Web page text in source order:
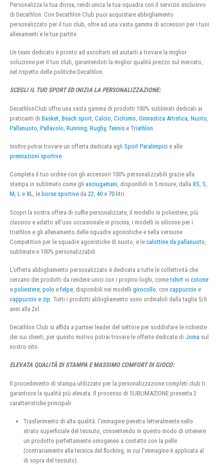
Personalizza la tua divisa, rendi unica la tua squadra con il servizio esclusivo
di Decathlon. Con Decathlon Club puoi acquistare abbigliamento
personalizzato per il tuo club, oltre ad una vasta gamma di accessori per i tuoi
allenamenti e le tue partite.
Un team dedicato è pronto ad ascoltarti ed aiutarti a trovare la miglior
soluzione per il tuo club, garantendoti la miglior qualità prezzo sul mercato,
nel rispetto delle politiche Decathlon.
SCEGLI IL TUO SPORT ED INIZIA LA PERSONALIZZAZIONE:
DecathlonClub offre una vasta gamma di prodotti 100% sublimati dedicati ai
praticanti di Basket Beach sport Calcio Ciclismo Ginnastica Artistica Nuoto
Pallanuoto Pallavolo Running Rugby, Tennis e Triathlon
Inoltre potrai trovare un offerta dedicata agli Sport Paralimpici e alle
premiazioni sportive
Completa il tuo ordine con gli accessori 100% personalizzabili grazie alla
stampa in sublimato come gli asciugamani, disponibili in 5 misure, dalla XS, S,
M, L e XL, le borse sportive da 22, 40 e 70 litri.
Scopri la nostra offera di cuffie personalizzate, il modello in poliestere, più
classico e adatto all’uso occasionale in piscina, i modelli in silicone per i
triathlon e gli allenamento delle squadre agonistiche e nella versione
Competition per le squadre agonistiche di nuoto, e le calottine da pallanuoto
sublimate e 100% personalizzabili
L’offerta abbigliamento personalizzato è dedicata a tutte le collettività che
cercano dei prodotti da rendere unici con i proprio loghi, cometshirt in cotone
e poliestere polo e felpe , disponibili nei modelli girocollo , con cappuccio e
cappuccio e zip . Tutti i prodotti abbigliamento sono ordinabili dalla taglia 5/6
anni alla 2xl.
Decathlon Club si affida a partner leader del settore per soddisfare le richieste
dei sui clienti, per questo motivo potrai trovare le offerte dedicate di Joma sul
nostro sito.
ELEVATA QUALITÀ DI STAMPA E MASSIMO COMFORT DI GIOCO:
Il procedimento di stampa utilizzato per la personalizzazione completi club ti
garantisce la qualità più elevata. Il processo di SUBLIMAZIONE presenta 2
caratteristiche principali:
Trasferimento di alta qualità: l’immagine penetra letteralmente nello
strato superficiale del tessuto, consentendo in questo modo di ottenere
un prodotto perfettamente omogeneo a contatto con la pelle
(contrariamente alla tecnica del flocking, in cui l’immagine è applicata al
di sopra del tessuto).